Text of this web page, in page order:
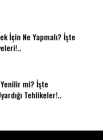
İçin Ne Yapmalı? İşte
mi? İşte
Tehlikeler!..